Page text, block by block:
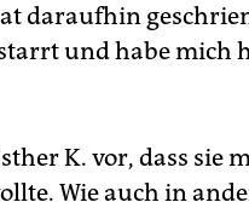
daraufhin
und habe mich
K. vor, dass sie
Wie auch in